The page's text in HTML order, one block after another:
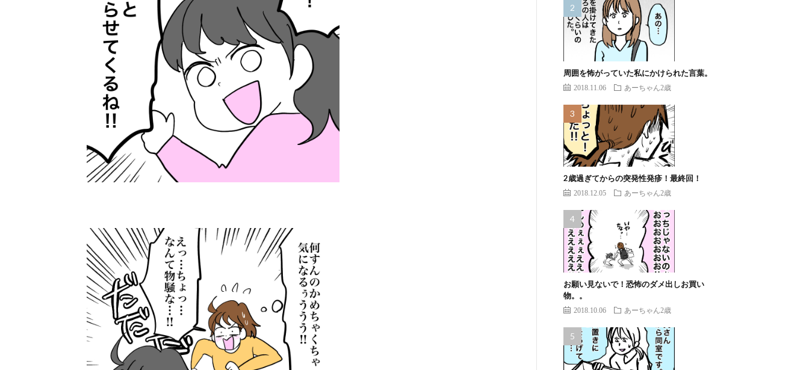
周囲を怖がっていた私にかけられた言葉。
2018.11.06 あーちゃん2歳
2歳過ぎてからの突発性発疹！最終回！
2018.12.05 あーちゃん2歳
お願い見ないで！恐怖のダメ出しお買い
物。。
2018.10.06 あーちゃん2歳